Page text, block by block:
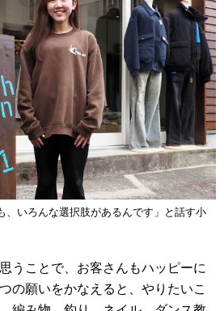
、いろんな選択肢があるんです」と話す小
うことで、お客さんもハッピーに
の願いをかなえると、やりたいこ